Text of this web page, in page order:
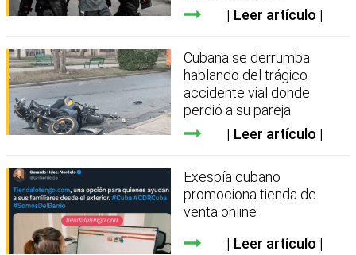
Leer artículo
Cubana se derrumba
hablando del trágico
accidente vial donde
perdió a su pareja
Leer artículo
Exespía cubano
promociona tienda de
venta online
Leer artículo